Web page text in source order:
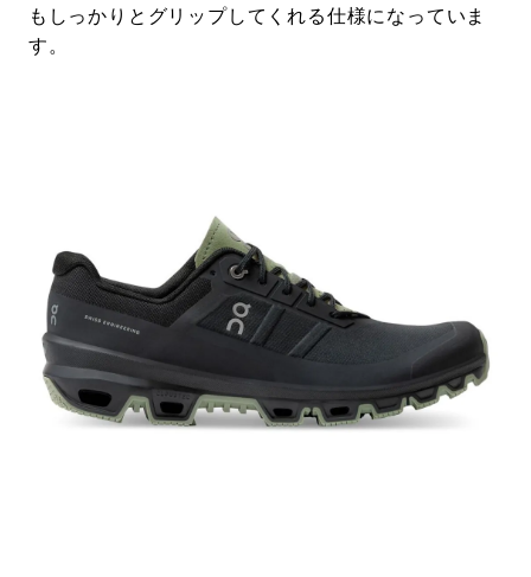
もしっかりとグリップしてくれる仕様になっていま
す。